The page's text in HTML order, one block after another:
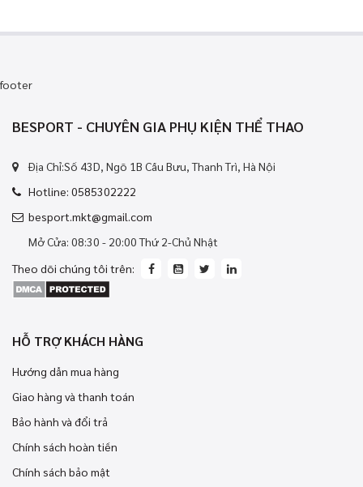
footer
BESPORT - CHUYÊN GIA PHỤ KIỆN THỂ THAO
Địa Chỉ:Số 43D, Ngõ 1B Cầu Bưu, Thanh Trì, Hà Nội
Hotline: 0585302222
besport.mkt@gmail.com
Mở Cửa: 08:30 - 20:00 Thứ 2-Chủ Nhật
Theo dõi chúng tôi trên:
HỖ TRỢ KHÁCH HÀNG
Hướng dẫn mua hàng
Giao hàng và thanh toán
Bảo hành và đổi trả
Chính sách hoàn tiền
Chính sách bảo mật